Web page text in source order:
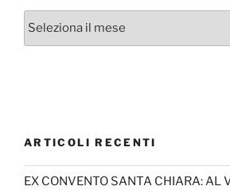
Archivi
ARTICOLI RECENTI
EX CONVENTO SANTA CHIARA: AL